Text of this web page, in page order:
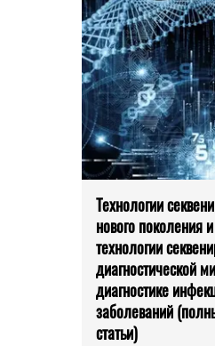
Технологии
нового поколения
технологии
диагностической
диагностике
заболеваний
статьи)